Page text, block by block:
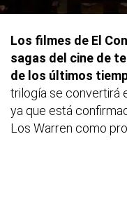
Los filmes de El
sagas del cine de
de los últimos
trilogía se convertirá
ya que está
Los Warren como